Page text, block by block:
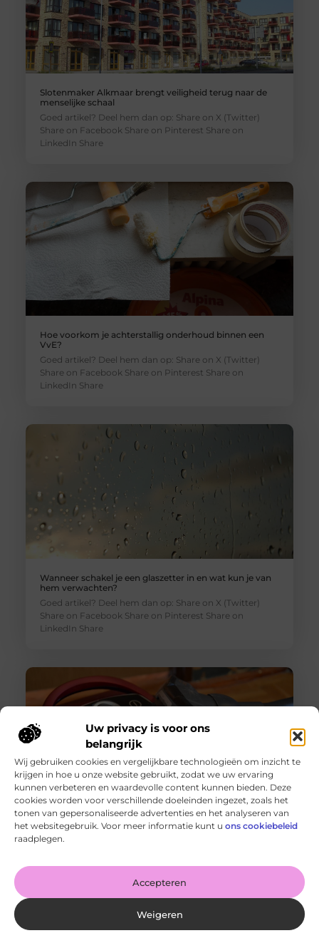
Uw privacy is voor ons
belangrijk
Wij gebruiken cookies en vergelijkbare technologieën om inzicht te
krijgen in hoe u onze website gebruikt, zodat we uw ervaring
kunnen verbeteren en waardevolle content kunnen bieden. Deze
cookies worden voor verschillende doeleinden ingezet, zoals het
tonen van gepersonaliseerde advertenties en het analyseren van
het websitegebruik. Voor meer informatie kunt u ons cookiebeleid
raadplegen.
Accepteren
Weigeren
Slotenmaker Alkmaar brengt veiligheid terug naar de
menselijke schaal
Goed artikel? Deel hem dan op: Share on X (Twitter)
Share on Facebook Share on Pinterest Share on
LinkedIn Share
Hoe voorkom je achterstallig onderhoud binnen een
VvE?
Goed artikel? Deel hem dan op: Share on X (Twitter)
Share on Facebook Share on Pinterest Share on
LinkedIn Share
Wanneer schakel je een glaszetter in en wat kun je van
hem verwachten?
Goed artikel? Deel hem dan op: Share on X (Twitter)
Share on Facebook Share on Pinterest Share on
LinkedIn Share
Originele vs. universele stofzuigerzakken: wat is beter?
Goed artikel? Deel hem dan op: Share on X (Twitter)
Share on Facebook Share on Pinterest Share on
Intergas storing 4 wat betekent het en wat kun je doen?
Goed artikel? Deel hem dan op: Share on X (Twitter)